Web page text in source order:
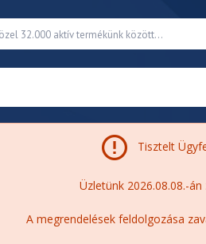
Tisztelt
Üzletünk 2026.08.08.-
A megrendelések feldolgozása